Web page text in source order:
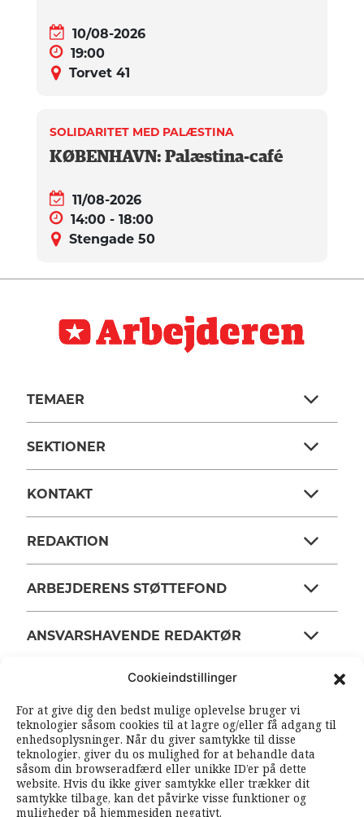
Cookieindstillinger
For at give dig den bedst mulige oplevelse bruger vi
teknologier såsom cookies til at lagre og/eller få adgang til
enhedsoplysninger. Når du giver samtykke til disse
teknologier, giver du os mulighed for at behandle data
såsom din browseradfærd eller unikke ID’er på dette
website. Hvis du ikke giver samtykke eller trækker dit
samtykke tilbage, kan det påvirke visse funktioner og
muligheder på hjemmesiden negativt.
10/08-2026
19:00
Torvet 41
SOLIDARITET MED PALÆSTINA
KØBENHAVN: Palæstina-café
11/08-2026
14:00 - 18:00
Stengade 50
TEMAER
SEKTIONER
KONTAKT
REDAKTION
ARBEJDERENS STØTTEFOND
ANSVARSHAVENDE REDAKTØR
SOUNDCLOUD RSS FEEDS
FØLG ARBEJDEREN